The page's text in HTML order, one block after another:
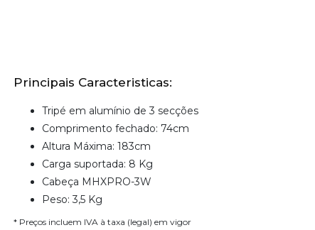
Principais Caracteristicas:
Tripé em alumínio de 3 secções
Comprimento fechado: 74cm
Altura Máxima: 183cm
Carga suportada: 8 Kg
Cabeça MHXPRO-3W
Peso: 3,5 Kg
* Preços incluem IVA à taxa (legal) em vigor